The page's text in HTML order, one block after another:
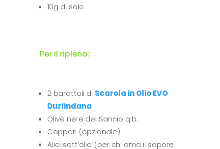
10g di sale
Per il ripieno:
2 barattoli di Scarola in Olio EVO
Durlindana
Olive nere del Sannio q.b.
Capperi (opzionale)
Alici sott’olio (per chi ama il sapore